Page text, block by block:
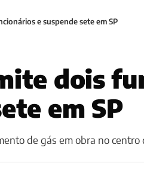
e suspende sete em SP
dois
em SP
de gás em obra no